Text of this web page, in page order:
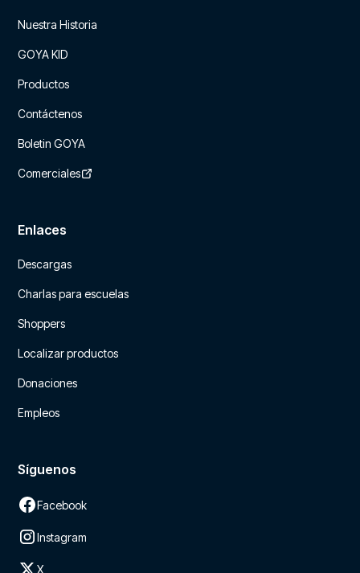
Nuestra Historia
GOYA KID
Productos
Contáctenos
Boletin GOYA
Comerciales
Enlaces
Descargas
Charlas para escuelas
Shoppers
Localizar productos
Donaciones
Empleos
Síguenos
Facebook
Instagram
X